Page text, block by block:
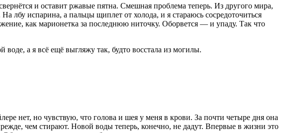
и оставит ржавые пятна. Смешная проблема теперь. Из другого мира,
лбу испарина, а пальцы щиплет от холода, и я стараюсь сосредоточиться
как марионетка за последнюю ниточку. Оборвется — и упаду. Так что
воде, а я всё ещё выгляжу так, будто восстала из могилы.
нет, но чувствую, что голова и шея у меня в крови. За почти четыре дня она
чем стирают. Новой воды теперь, конечно, не дадут. Впервые в жизни это